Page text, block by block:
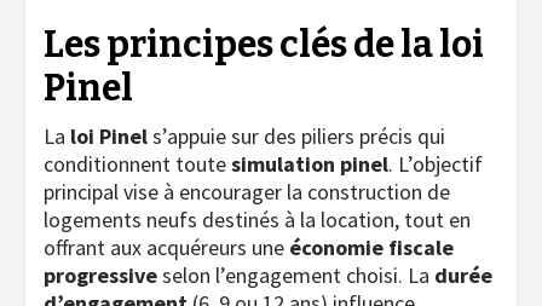
Les principes clés de la loi
Pinel
La loi Pinels’appuie sur des piliers précis qui
conditionnent toutesimulation pinel. L’objectif
principal vise à encourager la construction de
logements neufs destinés à la location, tout en
offrant aux acquéreurs une économie fiscale
progressiveselon l’engagement choisi. La durée